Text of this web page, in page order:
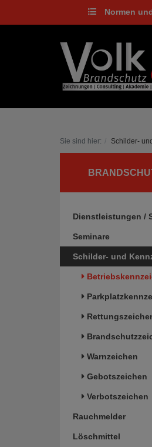
Normen
Sie sind hier: Schilder-
Dienstleistungen /
Seminare
Schilder- und
Warnzeichen
Gebotszeichen
Verbotszeichen
Rauchmelder
Löschmittel